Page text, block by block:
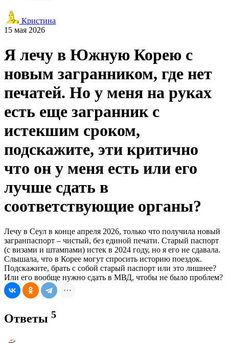
Кристина
15 мая 2026
Я лечу в Южную Корею с
новым загранником, где нет
печатей. Но у меня на руках
есть еще загранник с
истекшим сроком,
подскажите, эти критично
что он у меня есть или его
лучше сдать в
соответствующие органы?
Лечу в Сеул в конце апреля 2026, только что получила новый
загранпаспорт – чистый, без единой печати. Старый паспорт
(с визами и штампами) истек в 2024 году, но я его не сдавала.
Слышала, что в Корее могут спросить историю поездок.
Подскажите, брать с собой старый паспорт или это лишнее?
Или его вообще нужно сдать в МВД, чтобы не было проблем?
Ответы 5